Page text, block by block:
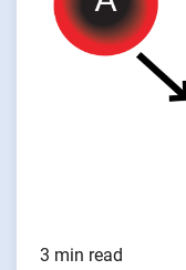
3 min read